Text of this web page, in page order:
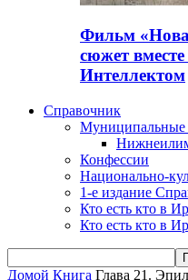
Фильм
сюжет
Интеллектом
Справочник
Муниципальные
Конфессии
Национально-
1-е издание
Кто есть кто в
Кто есть кто в
Домой Книга Глава 21.